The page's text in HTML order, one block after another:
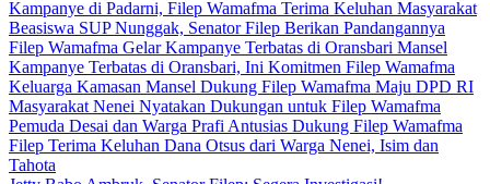
Kampanye di Padarni, Filep Wamafma Terima Keluhan Masyarakat
Beasiswa SUP Nunggak, Senator Filep Berikan Pandangannya
Filep Wamafma Gelar Kampanye Terbatas di Oransbari Mansel
Kampanye Terbatas di Oransbari, Ini Komitmen Filep Wamafma
Keluarga Kamasan Mansel Dukung Filep Wamafma Maju DPD RI
Masyarakat Nenei Nyatakan Dukungan untuk Filep Wamafma
Pemuda Desai dan Warga Prafi Antusias Dukung Filep Wamafma
Filep Terima Keluhan Dana Otsus dari Warga Nenei, Isim dan
Tahota